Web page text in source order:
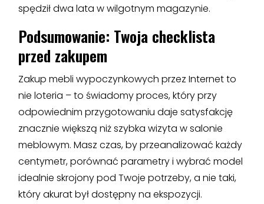
spędził dwa lata w wilgotnym magazynie.
Podsumowanie: Twoja checklista
przed zakupem
Zakup mebli wypoczynkowych przez Internet to
nie loteria – to świadomy proces, który przy
odpowiednim przygotowaniu daje satysfakcję
znacznie większą niż szybka wizyta w salonie
meblowym. Masz czas, by przeanalizować każdy
centymetr, porównać parametry i wybrać model
idealnie skrojony pod Twoje potrzeby, a nie taki,
który akurat był dostępny na ekspozycji.